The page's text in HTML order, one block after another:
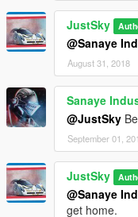
JustSky
@Sanaye
August 31, 2018
Sanaye
@JustSky
September 01,
JustSky
@Sanaye
get home.